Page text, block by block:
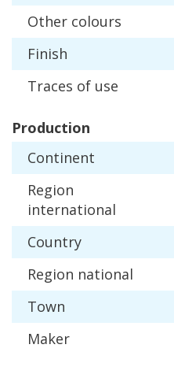
Other colours
Finish
Traces of use
Production
Continent
Region
international
Country
Region national
Town
Maker